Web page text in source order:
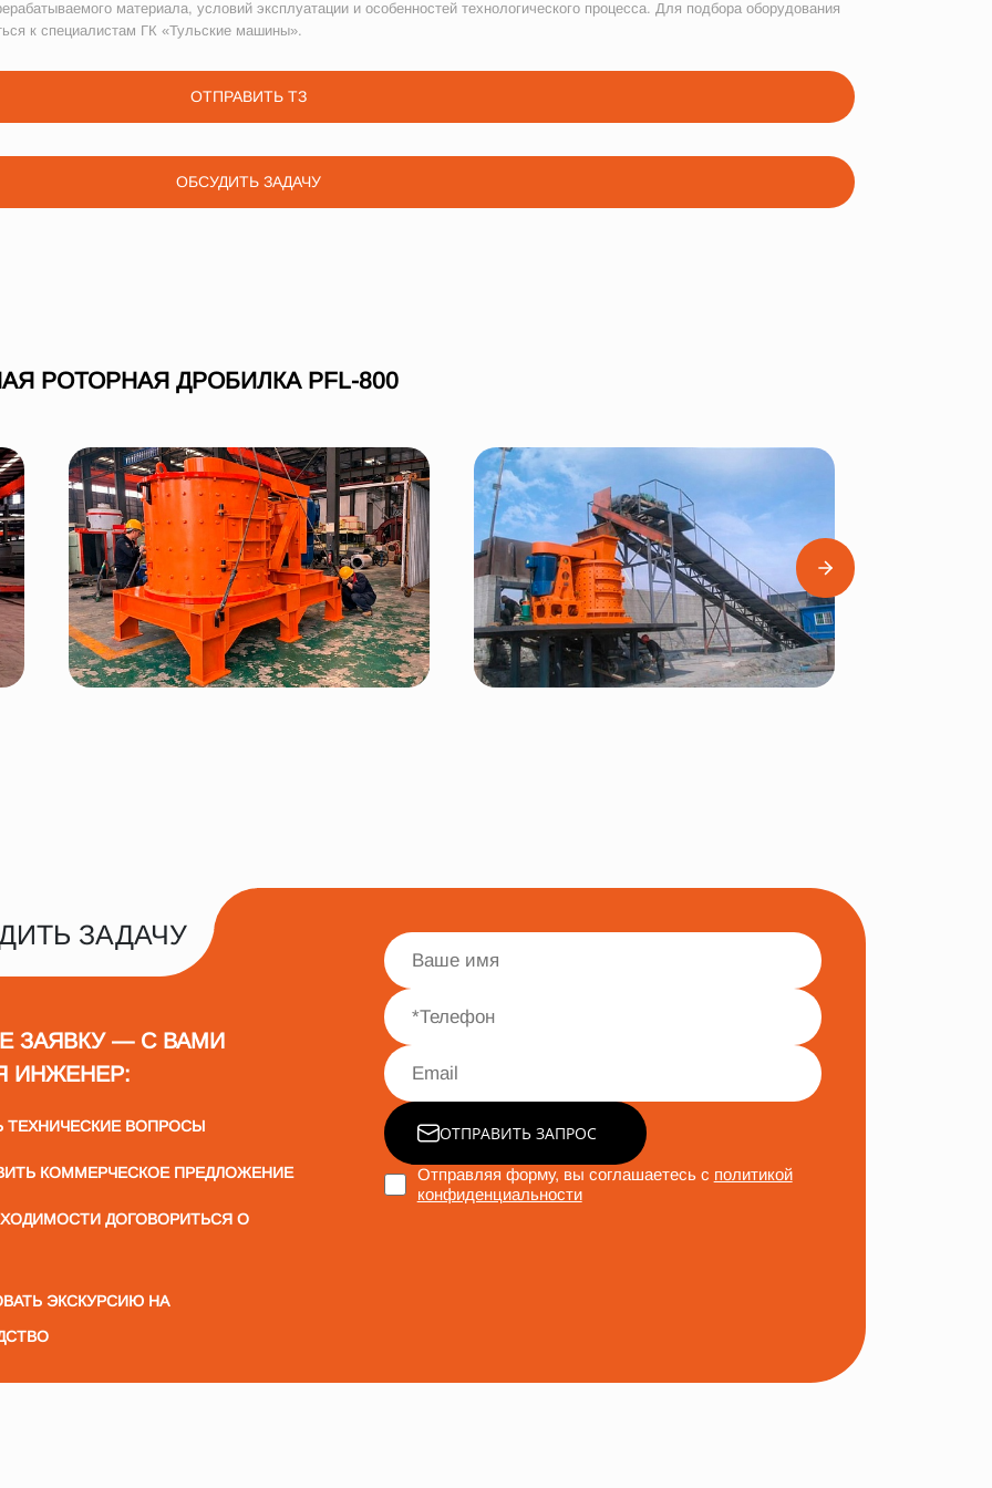
материала, условий эксплуатации и особенностей технологического процесса. Для подбора оборудования
к специалистам ГК «Тульские машины».
ОТПРАВИТЬ ТЗ
ОБСУДИТЬ ЗАДАЧУ
РОТОРНАЯ ДРОБИЛКА PFL-800
ЗАДАЧУ
ЗАЯВКУ — С ВАМИ
ИНЖЕНЕР:
ТЕХНИЧЕСКИЕ ВОПРОСЫ
КОММЕРЧЕСКОЕ ПРЕДЛОЖЕНИЕ
ДОГОВОРИТЬСЯ О
ЭКСКУРСИЮ НА
ОТПРАВИТЬ ЗАПРОС
Отправляя форму, вы соглашаетесь с политикой
конфиденциальности